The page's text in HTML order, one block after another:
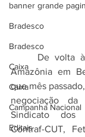
banner grande
Bradesco
Bradesco
Caixa
Caixa
Campanha Nacional
Editais
Amazônia em
que mês
negociação da
Sindicato dos
Contraf-CUT,